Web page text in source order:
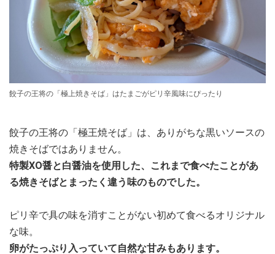
餃子の王将の「極上焼きそば」はたまごがピリ辛風味にぴったり
餃子の王将の「極王焼そば」は、ありがちな黒いソースの
焼きそばではありません。
特製XO醤と白醤油を使用した、これまで食べたことがあ
る焼きそばとまったく違う味のものでした。
ピリ辛で具の味を消すことがない初めて食べるオリジナル
な味。
卵がたっぷり入っていて自然な甘みもあります。